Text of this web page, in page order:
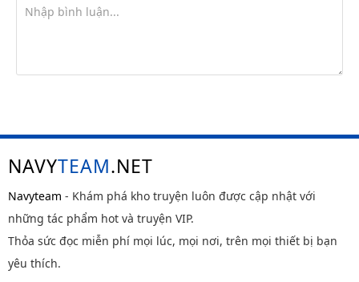
Chap 2
9 tháng
NAVYTEAM.NET
Navyteam - Khám phá kho truyện luôn được cập nhật với
những tác phẩm hot và truyện VIP.
Thỏa sức đọc miễn phí mọi lúc, mọi nơi, trên mọi thiết bị bạn
yêu thích.